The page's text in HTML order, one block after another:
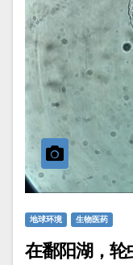
地球环境 生物医药
在鄱阳湖，轮